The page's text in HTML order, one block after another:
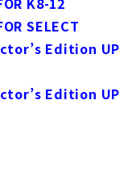
SELECT
Edition UP
Edition UP